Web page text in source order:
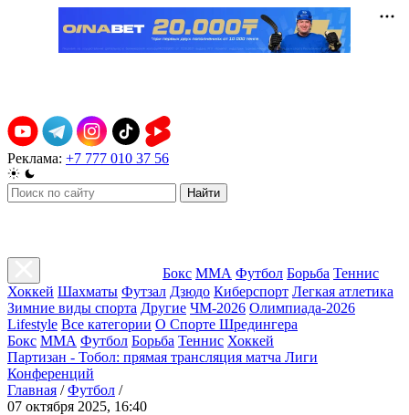
Реклама: +7 777 010 37 56
Найти
Бокс ММА Футбол Борьба Теннис
Хоккей Шахматы Футзал Дзюдо Киберспорт Легкая атлетика
Зимние виды спорта Другие ЧМ-2026 Олимпиада-2026
Lifestyle Все категории О Спорте Шредингера
Бокс ММА Футбол Борьба Теннис Хоккей
Партизан - Тобол: прямая трансляция матча Лиги
Конференций
Главная / Футбол /
07 октября 2025, 16:40